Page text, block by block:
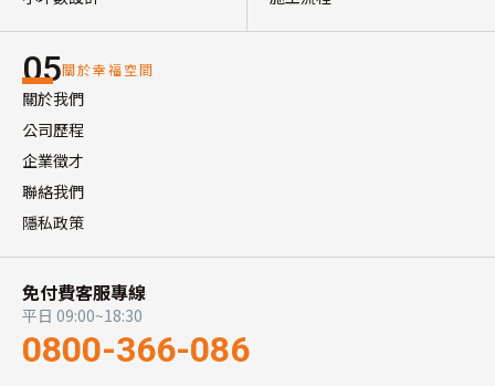
05關於幸福空間
關於我們
公司歷程
企業徵才
聯絡我們
隱私政策
免付費客服專線
平日 09:00~18:30
0800-366-086